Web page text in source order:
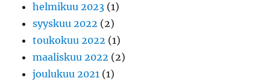
helmikuu 2023 (1)
syyskuu 2022 (2)
toukokuu 2022 (1)
maaliskuu 2022 (2)
joulukuu 2021 (1)